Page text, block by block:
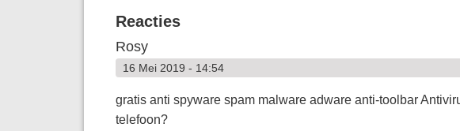
Reacties
Rosy
16 Mei 2019 - 14:54
gratis anti spyware spam malware adware anti-toolbar
telefoon?